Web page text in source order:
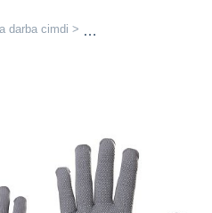
darba cimdi >